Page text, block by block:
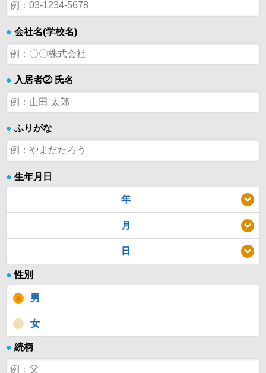
● 会社名(学校名)
● 入居者② 氏名
● ふりがな
● 生年月日
年
月
日
● 性別
男
女
● 続柄